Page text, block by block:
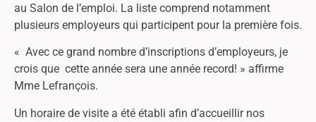
au Salon de l’emploi. La liste comprend notamment
plusieurs employeurs qui participent pour la première fois.
« Avec ce grand nombre d’inscriptions d’employeurs, je
crois que cette année sera une année record! » affirme
Mme Lefrançois.
Un horaire de visite a été établi afin d’accueillir nos